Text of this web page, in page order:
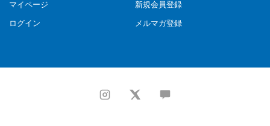
マイページ 新規会員登録
ログイン メルマガ登録